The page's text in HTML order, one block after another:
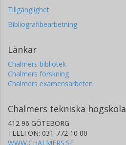
Tillgänglighet
Bibliografibearbetning
Länkar
Chalmers bibliotek
Chalmers forskning
Chalmers examensarbeten
Chalmers tekniska högskola
412 96 GÖTEBORG
TELEFON: 031-772 10 00
WWW.CHALMERS.SE